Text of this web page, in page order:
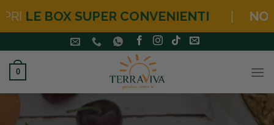
BOX SUPER CONVENIENTI | NOVITÀ
ai
contenuti
0